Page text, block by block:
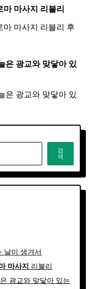
마 마사지 리블리
마사지 리블리 후
은 광교와 맞닿아 있
은 광교와 맞닿아 있
검
색
날이 생겨서
마사지 리블리
광교와 맞닿아 있는